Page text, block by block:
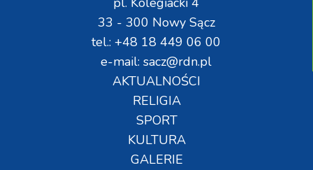
33 - 300 Nowy Sącz
tel.: +48 18 449 06 00
e-mail: sacz@rdn.pl
AKTUALNOŚCI
RELIGIA
SPORT
KULTURA
GALERIE